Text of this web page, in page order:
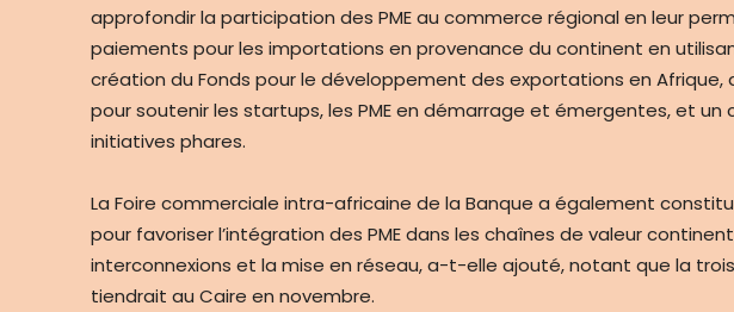
approfondir la participation des PME au commerce régional en leur
paiements pour les importations en provenance du continent en
création du Fonds pour le développement des exportations en
pour soutenir les startups, les PME en démarrage et émergentes, et un
initiatives phares.
La Foire commerciale intra-africaine de la Banque a également
pour favoriser l’intégration des PME dans les chaînes de valeur
interconnexions et la mise en réseau, a-t-elle ajouté, notant que la
tiendrait au Caire en novembre.